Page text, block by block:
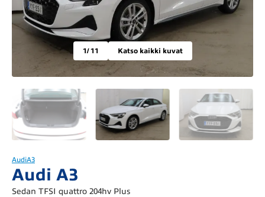
1/ 11 Katso kaikki kuvat
AudiA3
Audi A3
Sedan TFSI quattro 204hv Plus